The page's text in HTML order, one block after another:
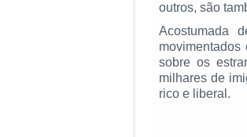
outros, são
Acostumada
sobre os
milhares de
rico e liberal.